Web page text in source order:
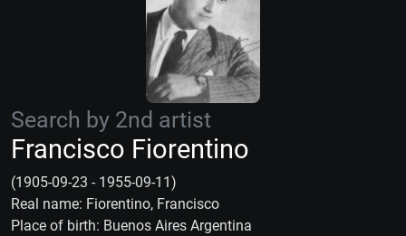
Search by 2nd artist
Francisco Fiorentino
(1905-09-23 - 1955-09-11)
Real name: Fiorentino, Francisco
Place of birth: Buenos Aires Argentina